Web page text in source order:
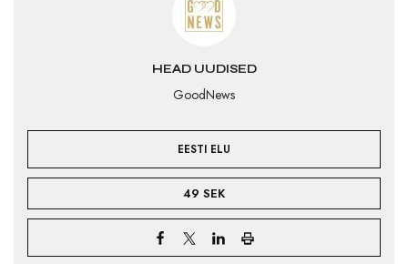
HEAD UUDISED
GoodNews
EESTI ELU
49 SEK